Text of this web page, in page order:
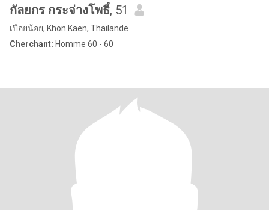
กัลยกร กระจ่างโพธิ์, 51
เปือยน้อย, Khon Kaen, Thailande
Cherchant: Homme 60 - 60